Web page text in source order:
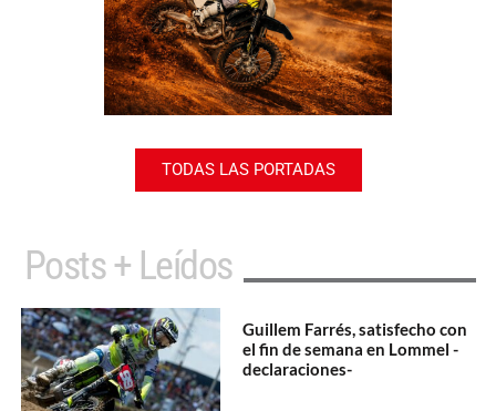
TODAS LAS PORTADAS
Posts + Leídos
Guillem Farrés, satisfecho con
el fin de semana en Lommel -
declaraciones-